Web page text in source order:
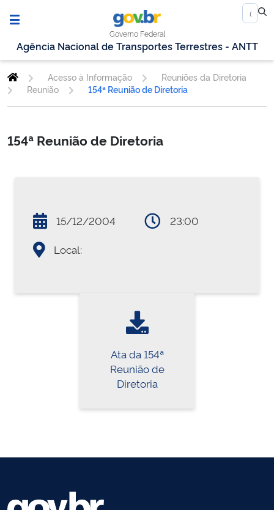
Governo Federal
Agência Nacional de Transportes Terrestres - ANTT
Acesso à Informação
Reuniões da Diretoria
Reunião
154ª Reunião de Diretoria
154ª Reunião de Diretoria
15/12/2004 23:00
Local:
Ata da 154ª
Reunião de
Diretoria